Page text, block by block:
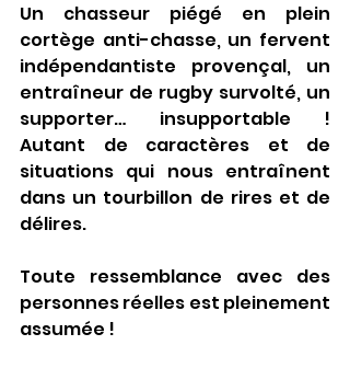
Un chasseur piégé en plein
cortège anti-chasse, un fervent
indépendantiste provençal, un
entraîneur de rugby survolté, un
supporter… insupportable !
Autant de caractères et de
situations qui nous entraînent
dans un tourbillon de rires et de
délires.
Toute ressemblance avec des
personnes réelles est pleinement
assumée !